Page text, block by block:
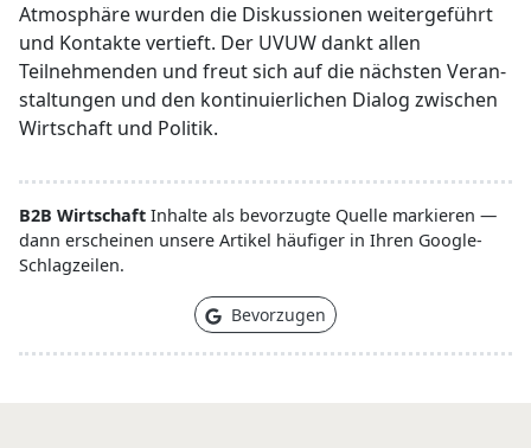
Atmosphäre wurden die Diskussionen weitergeführt
und Kontakte vertieft. Der UVUW dankt allen
Teilnehmenden und freut sich auf die nächsten Veran-
staltungen und den kontinuierlichen Dialog zwischen
Wirtschaft und Politik.
B2B Wirtschaft Inhalte als bevorzugte Quelle markieren —
dann erscheinen unsere Artikel häufiger in Ihren Google-
Schlagzeilen.
Bevorzugen